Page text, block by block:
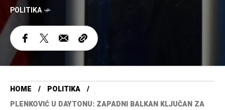
POLITIKA
HOME
POLITIKA
PLENKOVIĆ U DAYTONU: ZAPADNI BALKAN KLJUČAN ZA